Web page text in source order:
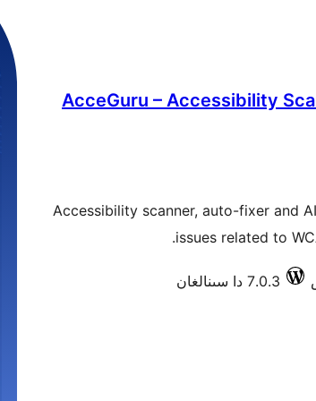
AcceGuru – Accessibility
Accessibility scanner, auto-fixer and
issues related to
7.0.3 دا سىنالغان